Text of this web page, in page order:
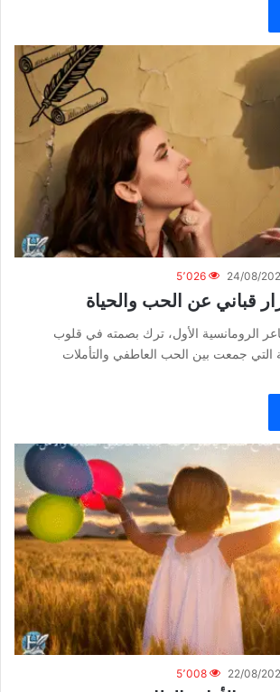
24/08/ 5٬026
قباني عن الحب والحياة
الرومانسية الأول، ترك بصمته في قلوب
التي جمعت بين الحب العاطفي والتأملات
22/08/ 5٬008